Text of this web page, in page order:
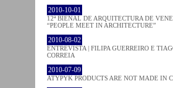
2010-10-01
12ª BIENAL DE ARQUITECTURA DE
“PEOPLE MEET IN ARCHITECTURE”
2010-08-02
ENTREVISTA | FILIPA GUERREIRO E
CORREIA
2010-07-09
ATYPYK PRODUCTS ARE NOT MADE IN